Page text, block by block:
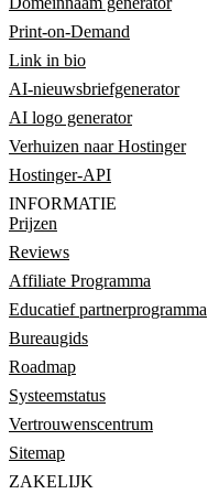
Print-on-Demand
Link in bio
AI-nieuwsbriefgenerator
AI logo generator
Verhuizen naar Hostinger
Hostinger-API
INFORMATIE
Prijzen
Reviews
Affiliate Programma
Educatief partnerprogramma
Bureaugids
Roadmap
Systeemstatus
Vertrouwenscentrum
Sitemap
ZAKELIJK